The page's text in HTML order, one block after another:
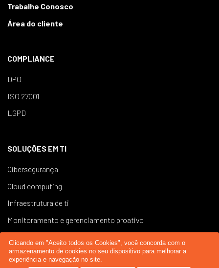
Trabalhe Conosco
Área do cliente
COMPLIANCE
DPO
ISO 27001
LGPD
SOLUÇÕES EM TI
Cibersegurança
Cloud computing
Infraestrutura de ti
Monitoramento e gerenciamento proativo
Clicando em "Aceito todos os Cookies", você concorda com o
armazenamento de cookies no seu dispositivo para melhorar a
experiência e navegação no site.